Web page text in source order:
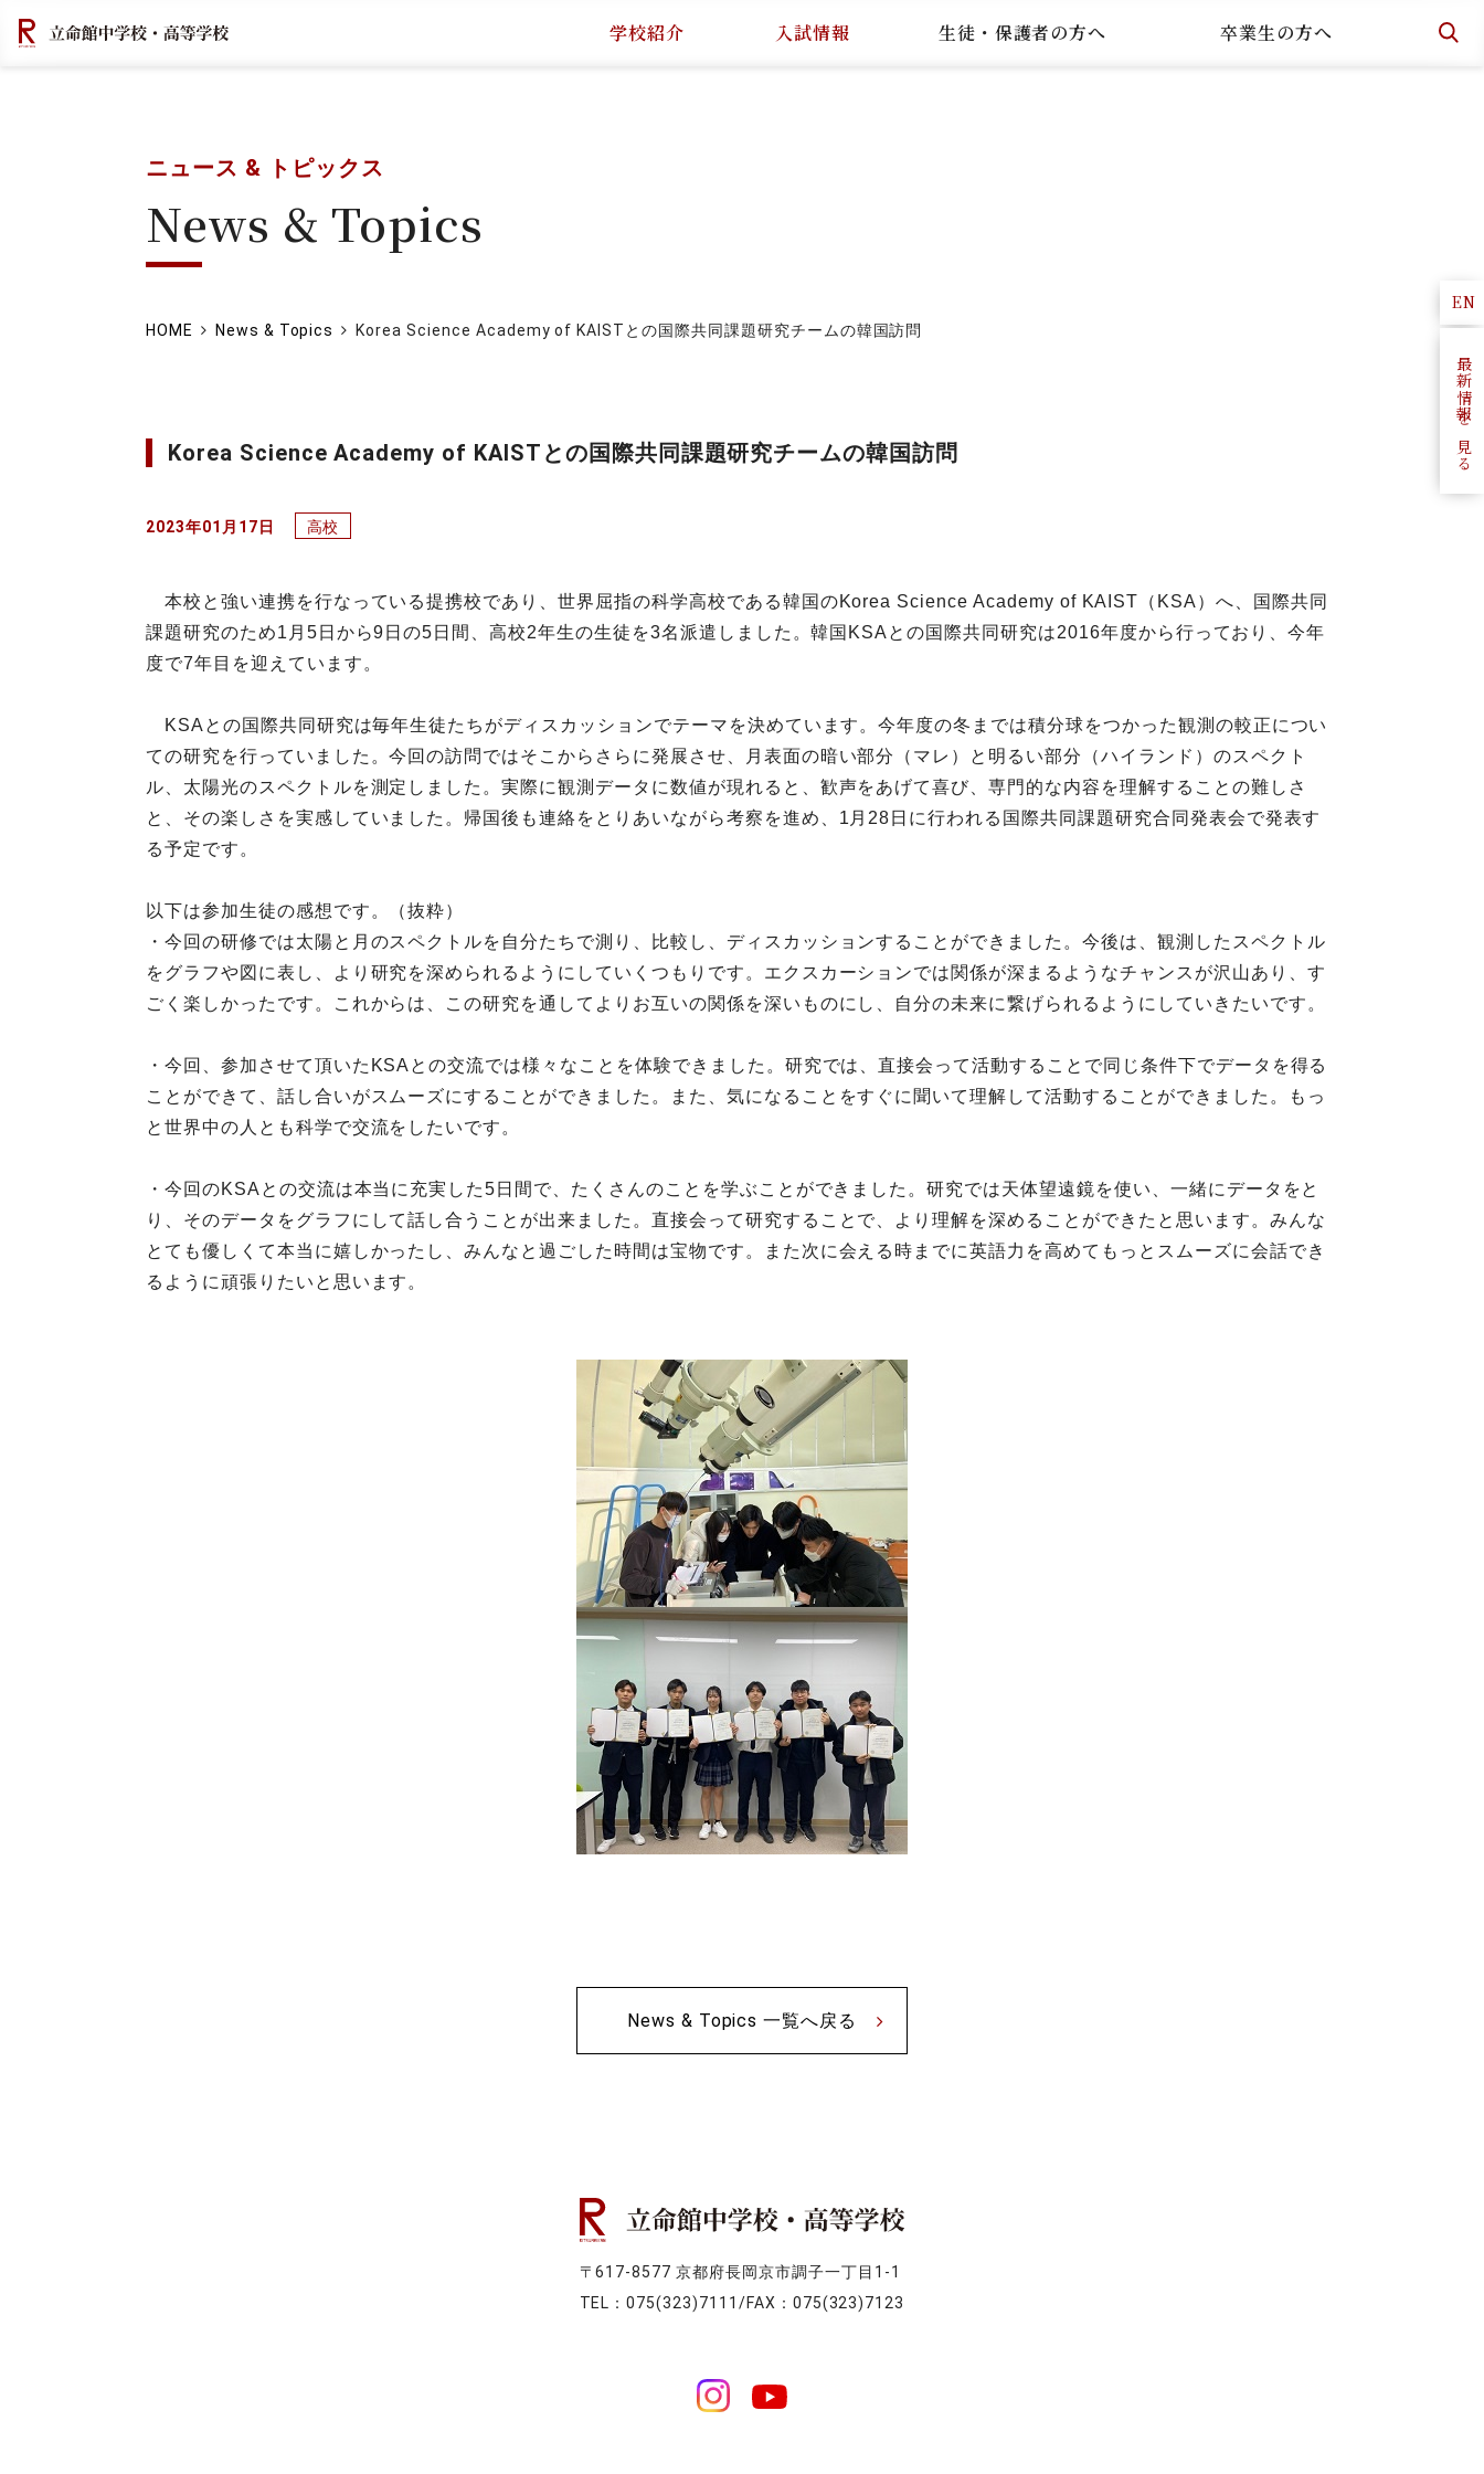
学校紹介 入試情報 生徒・保護者の方へ 卒業生の方へ
ニュース & トピックス
News & Topics
HOME News & Topics Korea Science Academy of KAISTとの国際共同課題研究チームの韓国訪問
Korea Science Academy of KAISTとの国際共同課題研究チームの韓国訪問
2023年01月17日 高校
本校と強い連携を行なっている提携校であり、世界屈指の科学高校である韓国のKorea Science Academy of KAIST（KSA）へ、国際共同
課題研究のため1月5日から9日の5日間、高校2年生の生徒を3名派遣しました。韓国KSAとの国際共同研究は2016年度から行っており、今年
度で7年目を迎えています。
KSAとの国際共同研究は毎年生徒たちがディスカッションでテーマを決めています。今年度の冬までは積分球をつかった観測の較正につい
ての研究を行っていました。今回の訪問ではそこからさらに発展させ、月表面の暗い部分（マレ）と明るい部分（ハイランド）のスペクト
ル、太陽光のスペクトルを測定しました。実際に観測データに数値が現れると、歓声をあげて喜び、専門的な内容を理解することの難しさ
と、その楽しさを実感していました。帰国後も連絡をとりあいながら考察を進め、1月28日に行われる国際共同課題研究合同発表会で発表す
る予定です。
以下は参加生徒の感想です。（抜粋）
・今回の研修では太陽と月のスペクトルを自分たちで測り、比較し、ディスカッションすることができました。今後は、観測したスペクトル
をグラフや図に表し、より研究を深められるようにしていくつもりです。エクスカーションでは関係が深まるようなチャンスが沢山あり、す
ごく楽しかったです。これからは、この研究を通してよりお互いの関係を深いものにし、自分の未来に繋げられるようにしていきたいです。
・今回、参加させて頂いたKSAとの交流では様々なことを体験できました。研究では、直接会って活動することで同じ条件下でデータを得る
ことができて、話し合いがスムーズにすることができました。また、気になることをすぐに聞いて理解して活動することができました。もっ
と世界中の人とも科学で交流をしたいです。
・今回のKSAとの交流は本当に充実した5日間で、たくさんのことを学ぶことができました。研究では天体望遠鏡を使い、一緒にデータをと
り、そのデータをグラフにして話し合うことが出来ました。直接会って研究することで、より理解を深めることができたと思います。みんな
とても優しくて本当に嬉しかったし、みんなと過ごした時間は宝物です。また次に会える時までに英語力を高めてもっとスムーズに会話でき
るように頑張りたいと思います。
News & Topics 一覧へ戻る
〒617-8577 京都府長岡京市調子一丁目1-1
TEL：075(323)7111/FAX：075(323)7123
EN
最新情報を見る